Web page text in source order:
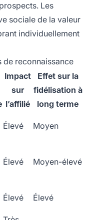
Les
sociale de la valeur
individuellement
de reconnaissance
Impact
sur
l’affilié
Effet sur la
fidélisation à
long terme
Élevé Moyen
Élevé Moyen-élevé
Élevé Élevé